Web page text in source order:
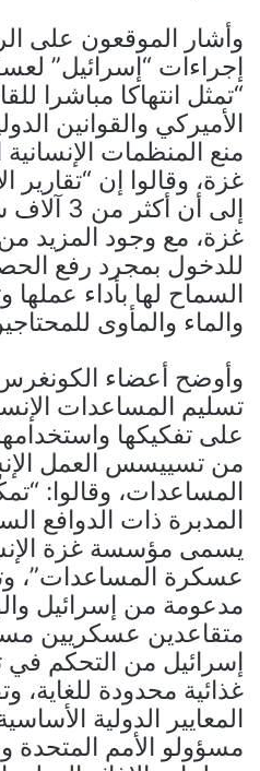
وأشار الموقعون على
إجراءات “إسرائيل”
“تمثل انتهاكا مباشرا
الأميركي والقوانين
منع المنظمات
غزة، وقالوا إن “تقارير
إلى أن
غزة، مع وجود المزيد
للدخول بمجرد رفع
السماح لها بأداء عملها
والماء والمأوى
وأوضح أعضاء الكونغرس
تسليم المساعدات
على تفكيكها
من تسييسس العمل
المساعدات، وقالوا:
المدبرة ذات الدوافع
عسكرة المساعدات”،
مدعومة من إسرائيل
متقاعدين عسكريين
إسرائيل من التحكم في
غذائية محدودة للغاية،
المعايير الدولية
مسؤولو الأمم